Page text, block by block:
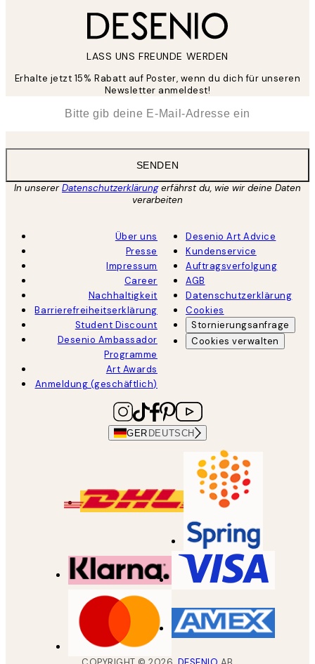
LASS UNS FREUNDE WERDEN
Erhalte jetzt 15% Rabatt auf Poster, wenn du dich für unseren
Newsletter anmeldest!
SENDEN
In unsererDatenschutzerklärungerfährst du, wie wir deine Daten
verarbeiten
Über uns
Presse
Impressum
Career
Nachhaltigkeit
Barrierefreiheitserklärung
Student Discount
Desenio Ambassador
Programme
Art Awards
Anmeldung (geschäftlich)
Desenio Art Advice
Kundenservice
Auftragsverfolgung
AGB
Datenschutzerklärung
Cookies
Stornierungsanfrage
Cookies verwalten
GER DEUTSCH